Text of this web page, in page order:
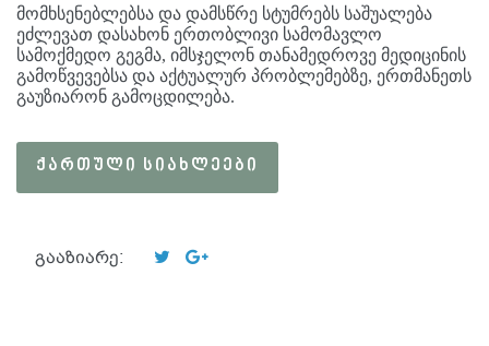
მომხსენებლებსა და დამსწრე სტუმრებს საშუალება
ეძლევათ დასახონ ერთობლივი სამომავლო
სამოქმედო გეგმა, იმსჯელონ თანამედროვე მედიცინის
გამოწვევებსა და აქტუალურ პრობლემებზე, ერთმანეთს
გაუზიარონ გამოცდილება.
ᲥᲐᲠᲗᲣᲚᲘ ᲡᲘᲐᲮᲚᲔᲔᲑᲘ
გააზიარე: